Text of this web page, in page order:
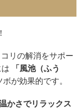
リの解消をサポー
「風池（ふう
ボが効果的です。
かさでリラックス